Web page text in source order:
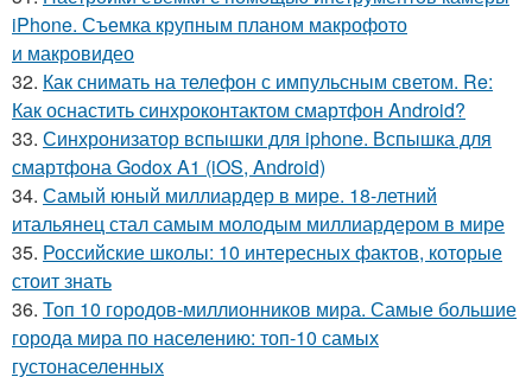
iPhone. Съемка крупным планом макрофото
и макровидео
32. Как снимать на телефон с импульсным светом. Re:
Как оснастить синхроконтактом смартфон Android?
33. Синхронизатор вспышки для iphone. Вспышка для
смартфона Godox A1 (iOS, Android)
34. Самый юный миллиардер в мире. 18-летний
итальянец стал самым молодым миллиардером в мире
35. Российские школы: 10 интересных фактов, которые
стоит знать
36. Топ 10 городов-миллионников мира. Самые большие
города мира по населению: топ-10 самых
густонаселенных